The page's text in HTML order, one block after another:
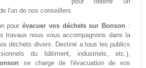
l'un de nos conseillers.
pourévacuer vos déchets sur Bonson :
travaux nous vous accompagnons dans la
déchets divers. Destiné a tous les publics
du bâtiment, industriels, etc.),
se charge de l'évacuation de vos